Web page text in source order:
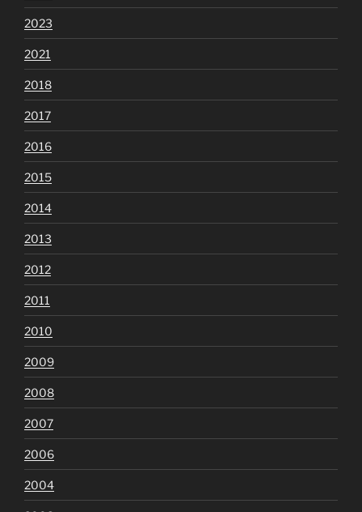
2023
2021
2018
2017
2016
2015
2014
2013
2012
2011
2010
2009
2008
2007
2006
2004